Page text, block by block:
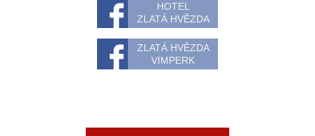
HOTEL
ZLATÁ HVĚZDA
ZLATÁ HVĚZDA
VIMPERK